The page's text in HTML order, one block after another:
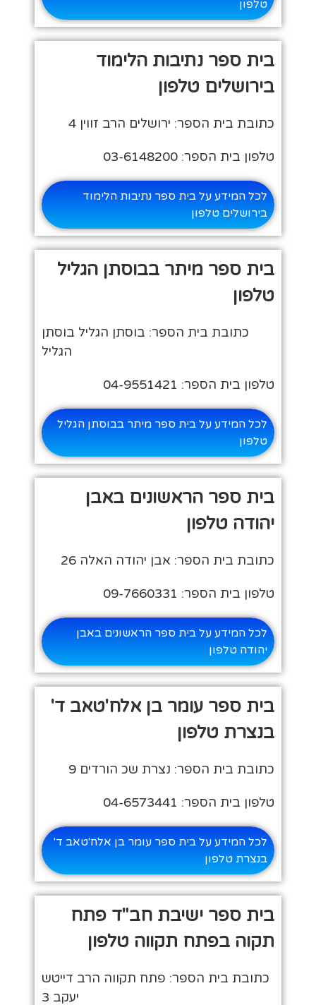
טלפון
בית ספר נתיבות הלימוד
בירושלים טלפון
כתובת בית הספר: ירושלים הרב זווין 4
טלפון בית הספר: 03-6148200
לכל המידע על בית ספר נתיבות הלימוד
בירושלים טלפון
בית ספר מיתר בבוסתן הגליל
טלפון
כתובת בית הספר: בוסתן הגליל בוסתן
הגליל
טלפון בית הספר: 04-9551421
לכל המידע על בית ספר מיתר בבוסתן הגליל
טלפון
בית ספר הראשונים באבן
יהודה טלפון
כתובת בית הספר: אבן יהודה האלה 26
טלפון בית הספר: 09-7660331
לכל המידע על בית ספר הראשונים באבן
יהודה טלפון
בית ספר עומר בן אלח'טאב ד'
בנצרת טלפון
כתובת בית הספר: נצרת שכ הורדים 9
טלפון בית הספר: 04-6573441
לכל המידע על בית ספר עומר בן אלח'טאב ד'
בנצרת טלפון
בית ספר ישיבת חב"ד פתח
תקוה בפתח תקווה טלפון
כתובת בית הספר: פתח תקווה הרב דייטש
יעקב 3